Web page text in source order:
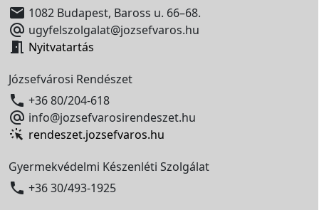
 1082 Budapest, Baross u. 66–68.
 ugyfelszolgalat@jozsefvaros.hu
 Nyitvatartás
Józsefvárosi Rendészet
 +36 80/204-618
 info@jozsefvarosirendeszet.hu
rendeszet.jozsefvaros.hu
Gyermekvédelmi Készenléti Szolgálat
 +36 30/493-1925